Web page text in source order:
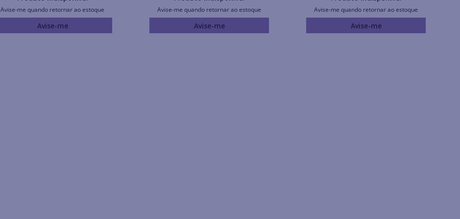
Avise-me quando retornar ao estoque
Avise-me
Avise-me quando retornar ao estoque
Avise-me
Avise-me quando retornar ao estoque
Avise-me